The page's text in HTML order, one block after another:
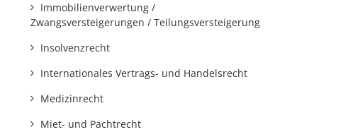
Immobilienverwertung /
Zwangsversteigerungen / Teilungsversteigerung
Insolvenzrecht
Internationales Vertrags- und Handelsrecht
Medizinrecht
Miet- und Pachtrecht